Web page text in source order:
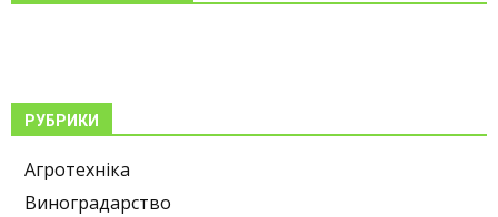
РУБРИКИ
Агротехніка
Виноградарство